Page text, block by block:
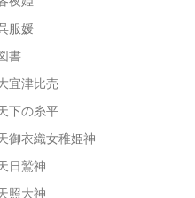
服媛
書
宜津比売
下の糸平
御衣織女稚姫神
日鷲神
照大神